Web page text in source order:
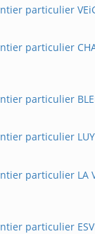
particulier
particulier
particulier
particulier
particulier LA
particulier